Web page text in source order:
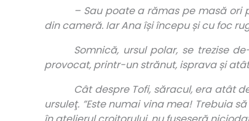
– Sau poate a rămas pe masă ori
din cameră. Iar Ana își începu și cu foc
Somnică, ursul polar, se trezise
provocat, printr-un strănut, isprava și
Cât despre Tofi, săracul, era atât
ursuleţ. ”Este numai vina mea! Trebuia